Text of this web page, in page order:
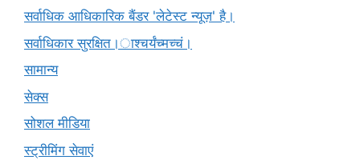
सर्वाधिक आधिकारिक बैंडर 'लेटेस्ट न्यूज़' है।
सर्वाधिकार सुरक्षित।ाश्चर्यंच्मच्चं।
सामान्य
सेक्स
सोशल मीडिया
स्ट्रीमिंग सेवाएं